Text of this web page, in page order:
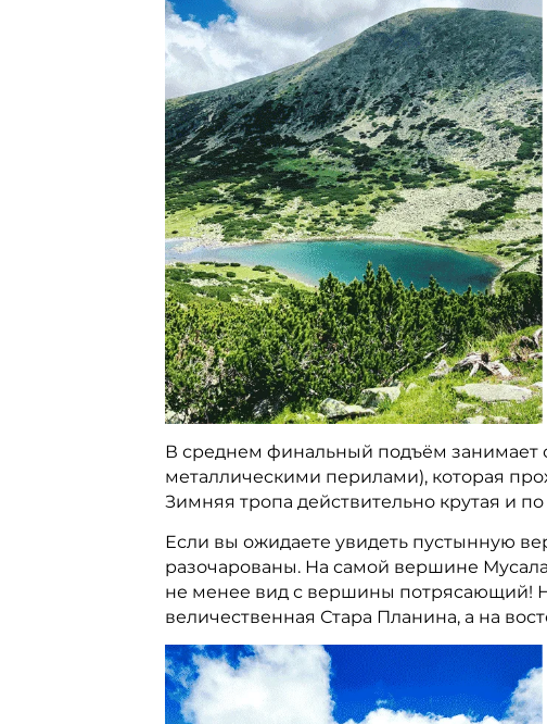
В среднем финальный подъём занимает
металлическими перилами), которая
Зимняя тропа действительно крутая и
Если вы ожидаете увидеть пустынную
разочарованы. На самой вершине Мусала
не менее вид с вершины потрясающий!
величественная Стара Планина, а на